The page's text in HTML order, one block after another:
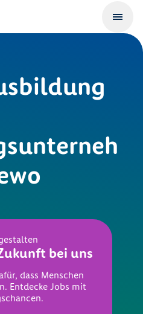
bei uns
dass Menschen
Entdecke Jobs mit